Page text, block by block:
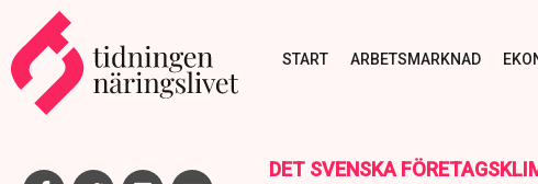
START ARBETSMARKNAD
DET SVENSKA